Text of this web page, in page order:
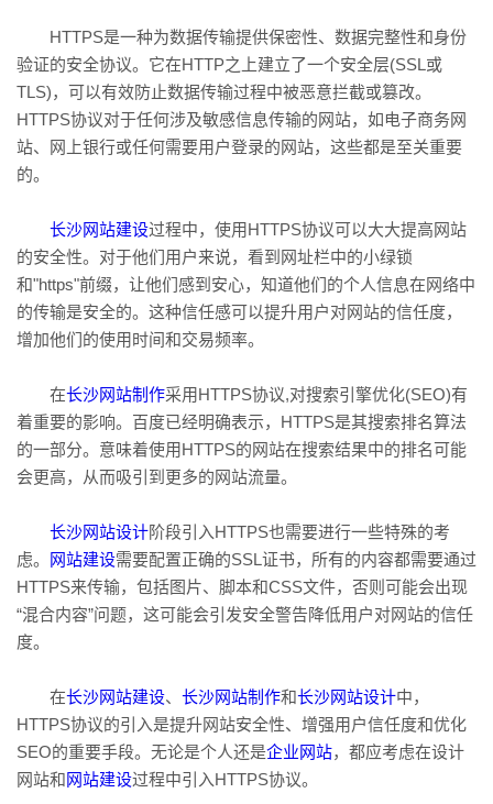
HTTPS是一种为数据传输提供保密性、数据完整性和身份
验证的安全协议。它在HTTP之上建立了一个安全层(SSL或
TLS)，可以有效防止数据传输过程中被恶意拦截或篡改。
HTTPS协议对于任何涉及敏感信息传输的网站，如电子商务网
站、网上银行或任何需要用户登录的网站，这些都是至关重要
的。
长沙网站建设过程中，使用HTTPS协议可以大大提高网站
的安全性。对于他们用户来说，看到网址栏中的小绿锁
和"https"前缀，让他们感到安心，知道他们的个人信息在网络中
的传输是安全的。这种信任感可以提升用户对网站的信任度，
增加他们的使用时间和交易频率。
在长沙网站制作采用HTTPS协议,对搜索引擎优化(SEO)有
着重要的影响。百度已经明确表示，HTTPS是其搜索排名算法
的一部分。意味着使用HTTPS的网站在搜索结果中的排名可能
会更高，从而吸引到更多的网站流量。
长沙网站设计阶段引入HTTPS也需要进行一些特殊的考
虑。
网站建设需要配置正确的SSL证书，所有的内容都需要通过
HTTPS来传输，包括图片、脚本和CSS文件，否则可能会出现
“混合内容”问题，这可能会引发安全警告降低用户对网站的信任
度。
在长沙网站建设、 长沙网站制作和长沙网站设计中，
HTTPS协议的引入是提升网站安全性、增强用户信任度和优化
SEO的重要手段。无论是个人还是企业网站，都应考虑在设计
网站和网站建设过程中引入HTTPS协议。